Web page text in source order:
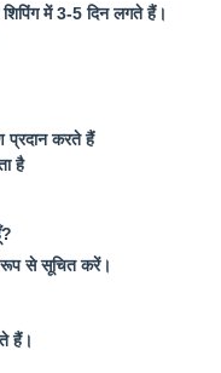
में 3-5 दिन लगते हैं।
प्रदान करते हैं
है
रूप से सूचित करें।
हैं।